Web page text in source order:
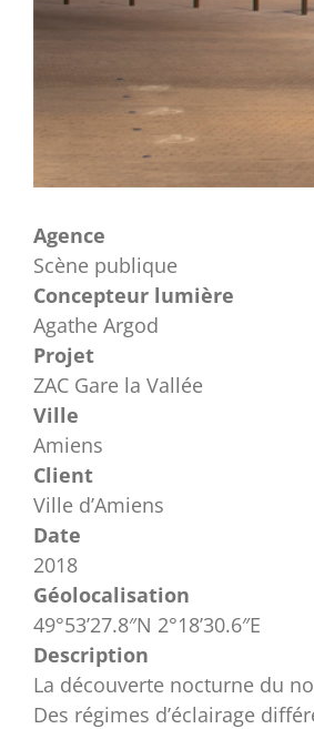
Agence
Scène publique
Concepteur lumière
Agathe Argod
Projet
ZAC Gare la Vallée
Ville
Amiens
Client
Ville d’Amiens
Date
2018
Géolocalisation
49°53’27.8″N 2°18’30.6″E
Description
La découverte nocturne du
Des régimes d’éclairage